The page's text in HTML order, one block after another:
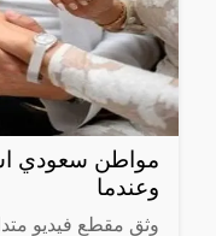
مواطن سعودي
وعندما
وثق مقطع فيديو